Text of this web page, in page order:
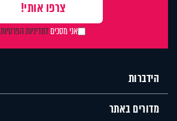
אני מסכיםלמדיניות הפרטיות
הידברות
מדורים באתר